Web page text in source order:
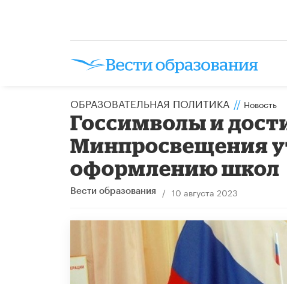
ОБРАЗОВАТЕЛЬНАЯ ПОЛИТИКА // Новость
Госсимволы и
Минпросвещения
оформлению школ
Вести образования / 10 августа 2023